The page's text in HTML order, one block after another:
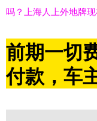
吗？上海人上外地牌
前期一切
付款，车